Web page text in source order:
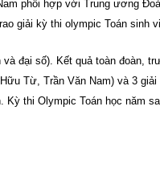
phối hợp với Trung ương
giải kỳ thi olympic Toán sinh
đại số). Kết quả toàn đoàn,
Từ, Trần Văn Nam) và 3
thi Olympic Toán học năm